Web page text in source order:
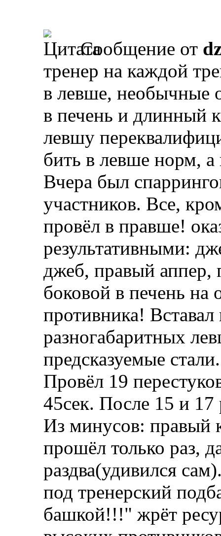
Сообщение от
тренер на каждой
в левше, необычные
в печень и длинный
левшу
бить в левше норм,
Вчера был
участников. Все,
провёл в правше!
результативными:
джеб, правый аппер,
боковой в печень на
противника!
разногабаритных
предсказуемые
Провёл 19
45сек. После 15 и 17
Из минусов: правый
прошёл только раз,
раздва(удивился
под тренерский
башкой!!!" жрёт